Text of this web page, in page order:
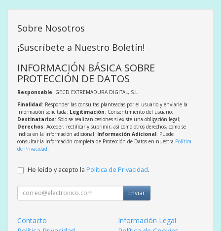
Sobre Nosotros
¡Suscríbete a Nuestro Boletín!
INFORMACIÓN BÁSICA SOBRE
PROTECCIÓN DE DATOS
Responsable: GECD EXTREMADURA DIGITAL, S.L
Finalidad: Responder las consultas planteadas por el usuario y enviarle la
información solicitada; Legitimación: Consentimiento del usuario;
Destinatarios: Solo se realizan cesiones si existe una obligación legal;
Derechos: Acceder, rectificar y suprimir, así como otros derechos, como se
indica en la información adicional; Información Adicional: Puede
consultar la información completa de Protección de Datos en nuestra Política
de Privacidad
He leído y acepto la Política de Privacidad.
Enviar
Contacto
Información Legal